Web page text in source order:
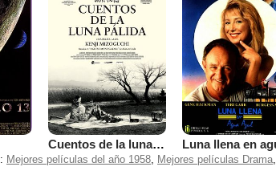
Cuentos de la luna pálida
Mejores películas del año 1958, Mejores películas Drama,